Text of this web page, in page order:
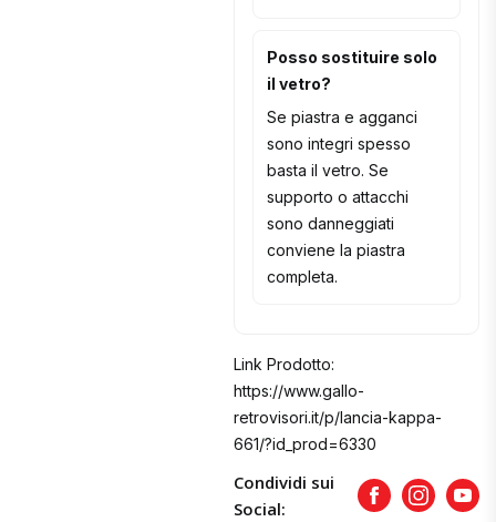
Posso sostituire solo
il vetro?
Se piastra e agganci
sono integri spesso
basta il vetro. Se
supporto o attacchi
sono danneggiati
conviene la piastra
completa.
Link Prodotto:
https://www.gallo-
retrovisori.it/p/lancia-kappa-
661/?id_prod=6330
Condividi sui
Social:
FacebookInstagram